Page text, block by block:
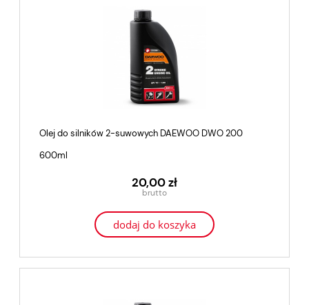
Olej do silników 2-suwowych DAEWOO DWO 200
600ml
20,00 zł
dodaj do koszyka